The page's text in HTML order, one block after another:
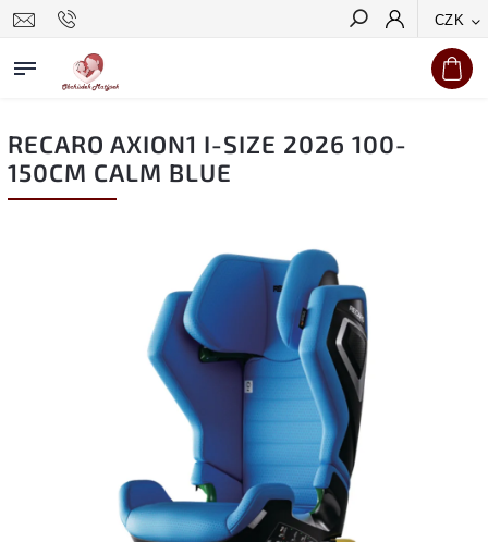
CZK
Hledat
RECARO AXION1 I-SIZE 2026 100-
150CM CALM BLUE